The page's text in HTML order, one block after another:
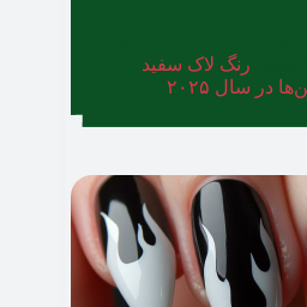
رنگ لاک سفید
در سال ۲۰۲۵